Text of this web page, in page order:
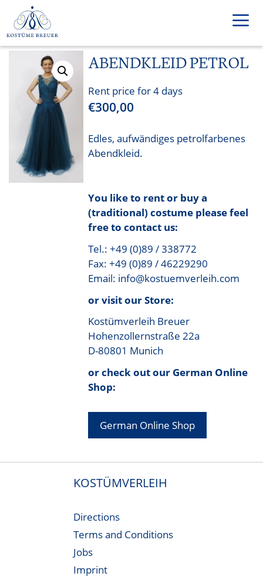
content
Menu
ABENDKLEID PETROL
Rent price for 4 days
€300,00
Edles, aufwändiges petrolfarbenes
Abendkleid.
You like to rent or buy a
(traditional) costume please feel
free to contact us:
Tel.: +49 (0)89 / 338772
Fax: +49 (0)89 / 46229290
Email: info@kostuemverleih.com
or visit our Store:
Kostümverleih Breuer
Hohenzollernstraße 22a
D-80801 Munich
or check out our German Online
Shop:
German Online Shop
KOSTÜMVERLEIH
Directions
Terms and Conditions
Jobs
Imprint